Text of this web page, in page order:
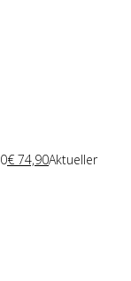
€ 74,90Aktueller